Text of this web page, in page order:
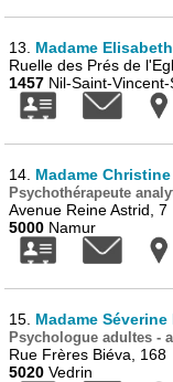
13. Madame
Ruelle des Prés de
1457 Nil-Saint-
14. Madame
Psychothérapeute
Avenue Reine Astrid, 7
5000 Namur
15. Madame Séverine
Psychologue adultes -
Rue Frères Biéva, 168
5020 Vedrin